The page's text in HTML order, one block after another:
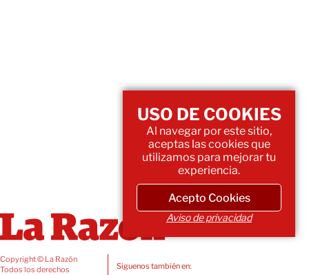
Copyright © La Razón
Todos los derechos
Siguenos también en:
USO DE COOKIES
Al navegar por este sitio,
aceptas las cookies que
utilizamos para mejorar tu
experiencia.
Acepto Cookies
Aviso de privacidad